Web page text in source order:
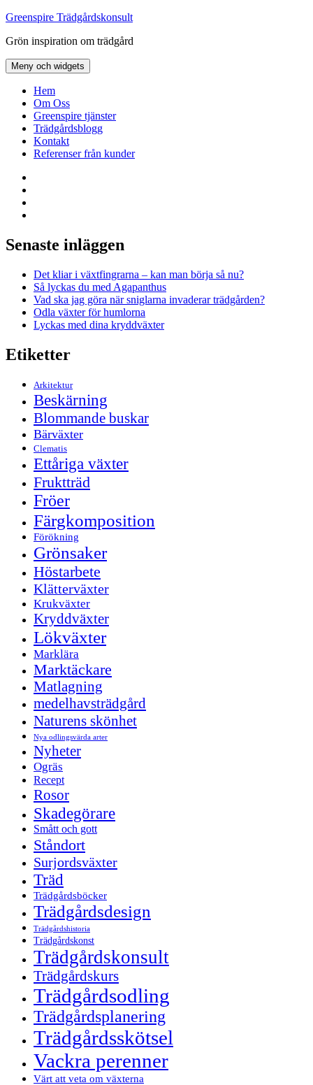
Hoppa
innehåll
Greenspire Trädgårdskonsult
Grön inspiration om trädgård
Meny och widgets
Hem
Om Oss
Greenspire tjänster
Trädgårdsblogg
Kontakt
Referenser från kunder
Senaste inläggen
Det kliar i växtfingrarna – kan man börja så nu?
Så lyckas du med Agapanthus
Vad ska jag göra när sniglarna invaderar trädgården?
Odla växter för humlorna
Lyckas med dina kryddväxter
Etiketter
Arkitektur
Beskärning
Blommande buskar
Bärväxter
Clematis
Ettåriga växter
Fruktträd
Fröer
Färgkomposition
Förökning
Grönsaker
Höstarbete
Klätterväxter
Krukväxter
Kryddväxter
Lökväxter
Marklära
Marktäckare
Matlagning
medelhavsträdgård
Naturens skönhet
Nya odlingsvärda arter
Nyheter
Ogräs
Recept
Rosor
Skadegörare
Smått och gott
Ståndort
Surjordsväxter
Träd
Trädgårdsböcker
Trädgårdsdesign
Trädgårdshistoria
Trädgårdskonst
Trädgårdskonsult
Trädgårdskurs
Trädgårdsodling
Trädgårdsplanering
Trädgårdsskötsel
Vackra perenner
Värt att veta om växterna